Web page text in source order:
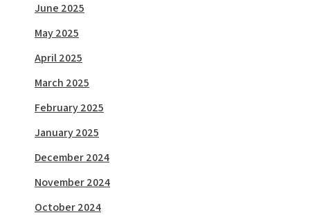
June 2025
May 2025
April 2025
March 2025
February 2025
January 2025
December 2024
November 2024
October 2024